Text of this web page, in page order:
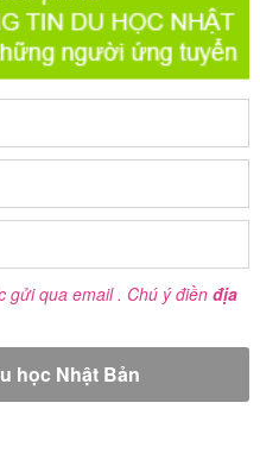
gửi qua email . Chú ý điền địa